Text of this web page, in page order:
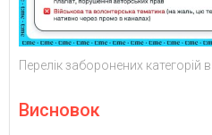
Перелік заборонених категорій
Висновок